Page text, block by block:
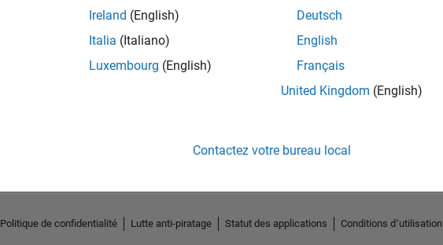
Ireland (English)
Italia (Italiano)
Luxembourg (English)
Deutsch
English
Français
United Kingdom (English)
Contactez votre bureau local
Politique de confidentialité Lutte anti-piratage Statut des applications
Conditions d՚utilisation